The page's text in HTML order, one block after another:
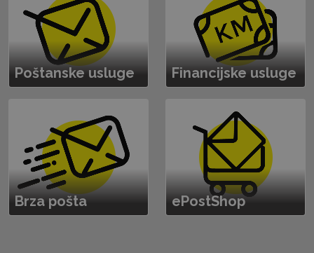
Poštanske usluge Financijske usluge
Brza pošta ePostShop